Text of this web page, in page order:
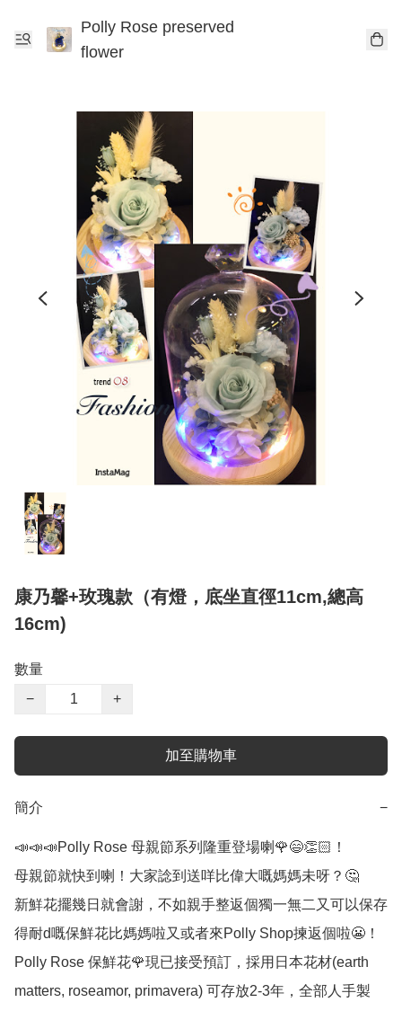
Polly Rose preserved
flower
康乃馨+玫瑰款（有燈，底坐直徑11cm,總高
16cm)
數量
−
+
加至購物車
簡介 −
📣📣📣Polly Rose 母親節系列隆重登場喇🌹😄👏🏻！
母親節就快到喇！大家諗到送咩比偉大嘅媽媽未呀？🤔
新鮮花擺幾日就會謝，不如親手整返個獨一無二又可以保存
得耐d嘅保鮮花比媽媽啦又或者來Polly Shop揀返個啦😬！
Polly Rose 保鮮花🌹現已接受預訂，採用日本花材(earth
matters, roseamor, primavera) 可存放2-3年，全部人手製